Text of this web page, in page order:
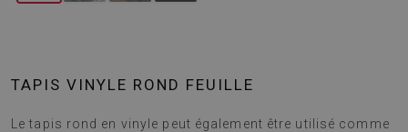
TAPIS VINYLE ROND FEUILLE
Le tapis rond en vinyle peut également être utilisé comme